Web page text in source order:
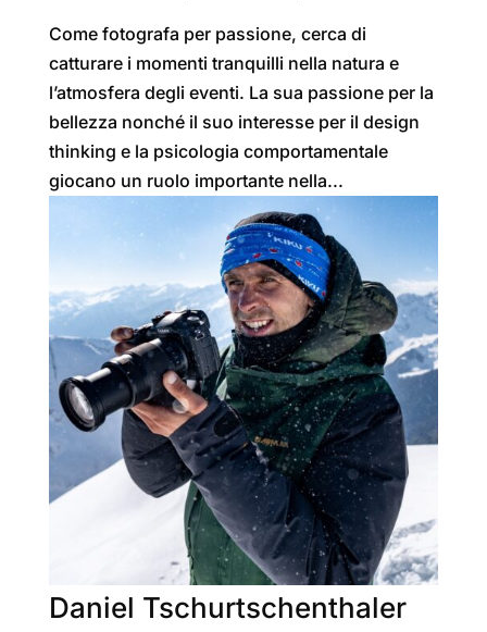
Come fotografa per passione, cerca di
catturare i momenti tranquilli nella natura e
l’atmosfera degli eventi. La sua passione per la
bellezza nonché il suo interesse per il design
thinking e la psicologia comportamentale
giocano un ruolo importante nella...
Daniel Tschurtschenthaler